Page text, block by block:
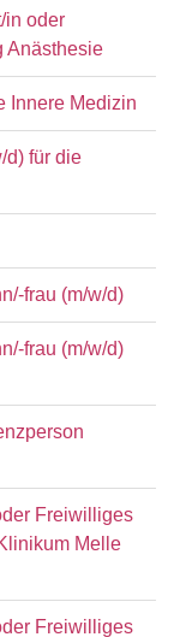
in oder
Anästhesie
Innere Medizin
d) für die
frau (m/w/d)
frau (m/w/d)
Freiwilliges
Melle
Freiwilliges